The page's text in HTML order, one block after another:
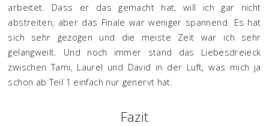
arbeitet. Dass er das gemacht hat, will ich gar nicht
abstreiten, aber das Finale war weniger spannend. Es hat
sich sehr gezogen und die meiste Zeit war ich sehr
gelangweilt. Und noch immer stand das Liebesdreieck
zwischen Tami, Laurel und David in der Luft, was mich ja
schon ab Teil 1 einfach nur genervt hat.
Fazit